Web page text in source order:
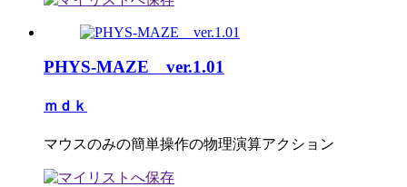
PHYS-MAZE ver.1.01
ｍｄｋ
マウスのみの簡単操作の物理演算アクション